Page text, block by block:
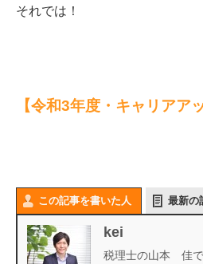
それでは！
【令和3年度・キャリアア
この記事を書いた人 最新の
kei
税理士の山本 佳